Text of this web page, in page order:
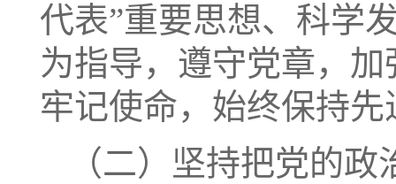
代表”重要思想、科学
为指导，遵守党章，
牢记使命，始终保持
（二）坚持把党的